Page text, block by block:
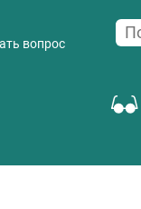
вопрос